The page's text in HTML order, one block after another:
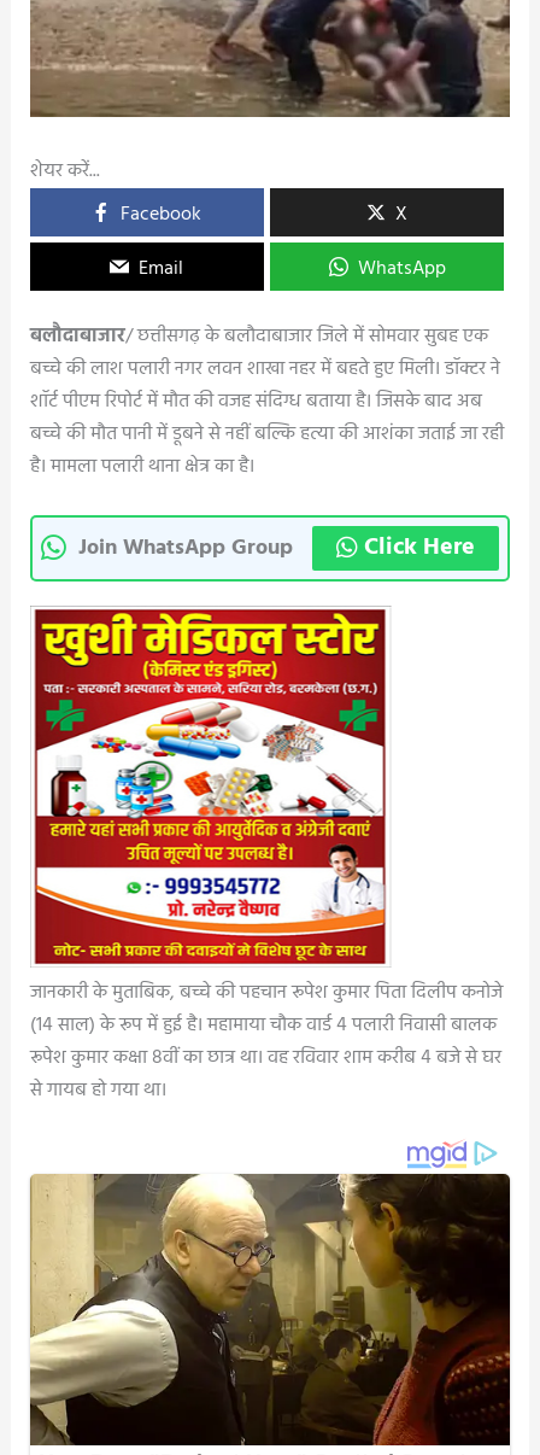
शेयर करें...
Facebook
X
Email
WhatsApp
बलौदाबाजार/ छत्तीसगढ़ के बलौदाबाजार जिले में सोमवार सुबह एक
बच्चे की लाश पलारी नगर लवन शाखा नहर में बहते हुए मिली। डॉक्टर ने
शॉर्ट पीएम रिपोर्ट में मौत की वजह संदिग्ध बताया है। जिसके बाद अब
बच्चे की मौत पानी में डूबने से नहीं बल्कि हत्या की आशंका जताई जा रही
है। मामला पलारी थाना क्षेत्र का है।
Join WhatsApp Group Click Here
जानकारी के मुताबिक, बच्चे की पहचान रूपेश कुमार पिता दिलीप कनोजे
(14 साल) के रूप में हुई है। महामाया चौक वार्ड 4 पलारी निवासी बालक
रूपेश कुमार कक्षा 8वीं का छात्र था। वह रविवार शाम करीब 4 बजे से घर
से गायब हो गया था।